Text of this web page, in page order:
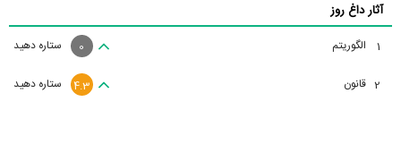
آثار داغ روز
1 الگوریتم ستاره دهید 0
2 قانون ستاره دهید 4.3